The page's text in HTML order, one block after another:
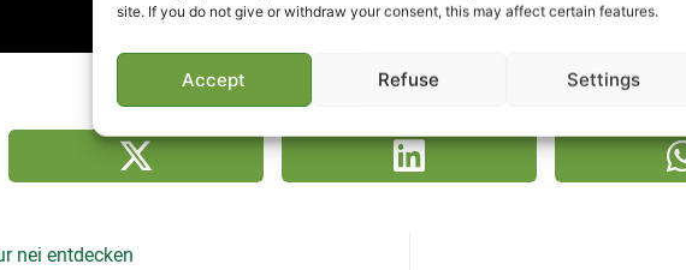
site. If you do not give or withdraw your consent, this may affect certain features.
Accept Refuse Settings
partager la vidéo
nei entdecken